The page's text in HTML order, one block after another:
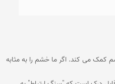
کمک می کند. اگر ما خشم را به مثابه